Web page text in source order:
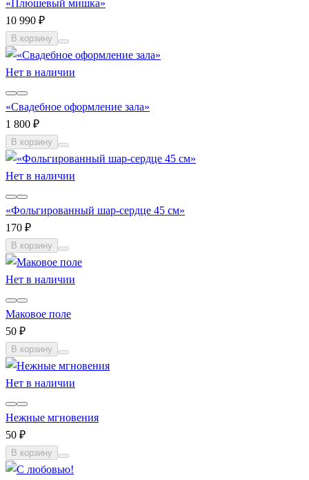
«Плюшевый мишка»
10 990 ₽
В корзину
Нет в наличии
«Свадебное оформление зала»
1 800 ₽
В корзину
Нет в наличии
«Фольгированный шар-сердце 45 см»
170 ₽
В корзину
Нет в наличии
Маковое поле
50 ₽
В корзину
Нет в наличии
Нежные мгновения
50 ₽
В корзину